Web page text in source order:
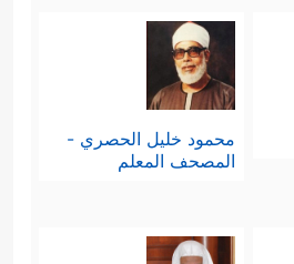
محمود خليل الحصري -
المصحف المعلم